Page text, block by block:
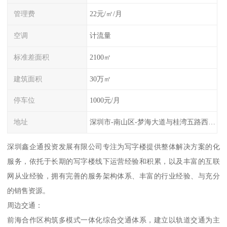
管理费 22元/㎡/月
空调 计流量
标准差面积 2100㎡
建筑面积 30万㎡
停车位 1000元/月
地址 深圳市-南山区-梦海大道与桂湾五路西北交叉口
深圳鑫企通投资发展有限公司专注为写字楼提供整体解决方案的化
服务，依托于长期的写字楼线下运营经验和积累，以及丰富的互联
网从业经验，拥有完善的服务架构体系、丰富的行业经验、与充分
的销售资源。
周边交通：
前海合作区构筑多模式一体化综合交通体系，建立以轨道交通为主